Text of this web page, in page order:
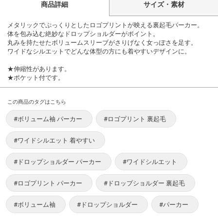
商品詳細 サイズ・素材
メタリックでぷっくりとしたロゴプリントが映える裏起毛パーカー。
体を包み込む絶妙なドロップショルダーがポイント。
丸みを持たせたボリュームスリーブがさりげなく女っぽさを足す。
ワイドなシルエットでどんな体型の方にも着やすいデザインに。
★伸縮性があります。
★ポケット付です。
この商品のタグはこちら
#ボリューム袖 パーカー #ロゴプリント 裏起毛
#ワイドシルエット 着やすい
#ドロップショルダー パーカー #ワイドシルエット
#ロゴプリント パーカー #ドロップショルダー 裏起毛
#ボリューム袖 #ドロップショルダー #パーカー